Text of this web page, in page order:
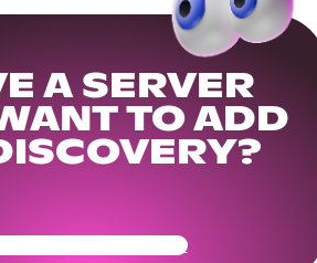
A SERVER
TO ADD
Your Community Ready